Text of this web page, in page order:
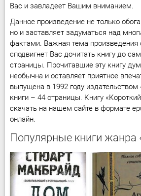
Вас и завладеет Вашим вниманием.
Данное произведение не только
но и заставляет задуматься над
фактами. Важная тема произведения
сподвигнет Вас дочитать книгу до
страницы. Прочитавшие эту книгу
необычна и оставляет приятное
выпущена в 1992 году издательством
книги – 44 страницы. Книгу
скачать на нашем сайте в формате
онлайн.
Популярные книги жанра